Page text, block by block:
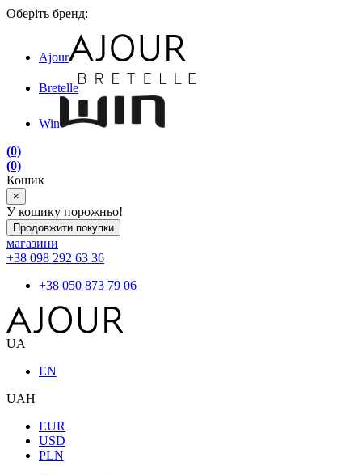
Оберіть бренд:
Ajour
Bretelle
Win
(0)
(0)
Кошик
×
У кошику порожньо!
Продовжити покупки
магазини
+38 098 292 63 36
+38 050 873 79 06
UA
EN
UAH
EUR
USD
PLN